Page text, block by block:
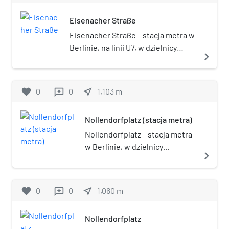
Eisenacher Straße
Eisenacher Straße – stacja metra w
Berlinie, na linii U7, w dzielnicy
administracyjnym Tempelhof-
w 1971.
navigate_next
favorite 0 reviews 0 near_me 1,103 m
Nollendorfplatz (stacja metra)
Nollendorfplatz – stacja metra
w Berlinie, w dzielnicy
administracyjnym Tempelhof-
linii U1, U2, U3 i U4. Stacja
navigate_next
favorite 0 reviews 0 near_me 1,060 m
Nollendorfplatz